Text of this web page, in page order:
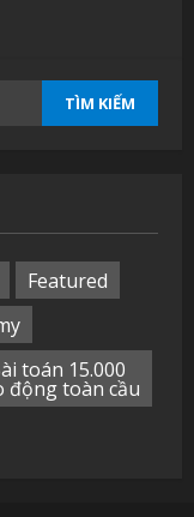
Featured
toán 15.000
động toàn cầu